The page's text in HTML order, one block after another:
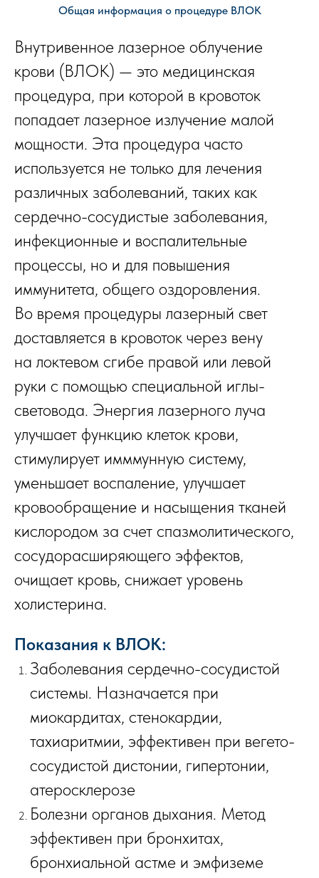
Общая информация о процедуре ВЛОК
Внутривенное лазерное облучение
крови (ВЛОК) — это медицинская
процедура, при которой в кровоток
попадает лазерное излучение малой
мощности. Эта процедура часто
используется не только для лечения
различных заболеваний, таких как
сердечно-сосудистые заболевания,
инфекционные и воспалительные
процессы, но и для повышения
иммунитета, общего оздоровления.
Во время процедуры лазерный свет
доставляется в кровоток через вену
на локтевом сгибе правой или левой
руки с помощью специальной иглы-
световода. Энергия лазерного луча
улучшает функцию клеток крови,
стимулирует имммунную систему,
уменьшает воспаление, улучшает
кровообращение и насыщения тканей
кислородом за счет спазмолитического,
сосудорасширяющего эффектов,
очищает кровь, снижает уровень
холистерина.
Показания к ВЛОК:
Заболевания сердечно-сосудистой
системы. Назначается при
миокардитах, стенокардии,
тахиаритмии, эффективен при вегето-
сосудистой дистонии, гипертонии,
атеросклерозе
Болезни органов дыхания. Метод
эффективен при бронхитах,
бронхиальной астме и эмфиземе